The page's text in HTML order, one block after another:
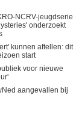
NCRV-jeugdserie
onderzoekt
kunnen aftellen: dit
start
voor nieuwe
aangevallen bij